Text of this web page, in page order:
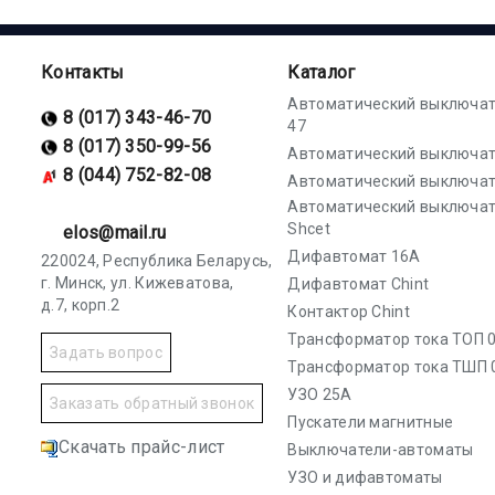
Контакты
8 (017) 343-46-70
8 (017) 350-99-56
8 (044) 752-82-08
elos@mail.ru
220024, Республика Беларусь,
г. Минск, ул. Кижеватова,
д.7, корп.2
Задать вопрос
Заказать обратный звонок
Скачать прайс-лист
Каталог
Автоматический
47
Автоматический
Автоматический
Автоматический
Shcet
Дифавтомат 16А
Дифавтомат Chint
Контактор Chint
Трансформатор тока ТОП
Трансформатор тока ТШП
УЗО 25А
Пускатели магнитные
Выключатели-автоматы
УЗО и дифавтоматы